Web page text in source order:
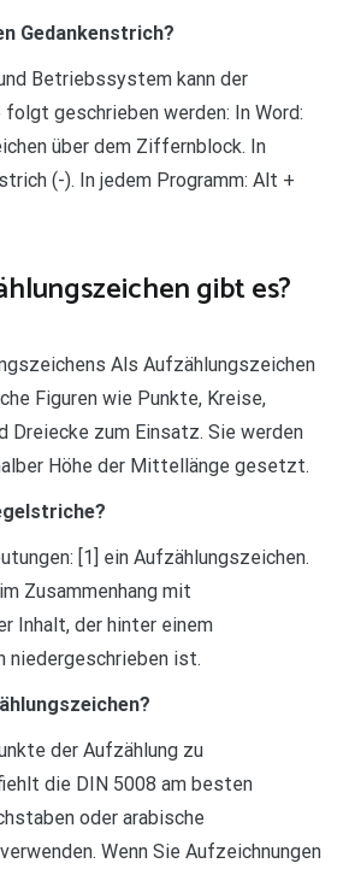
Gedankenstrich?
Betriebssystem kann der
geschrieben werden: In Word:
über dem Ziffernblock. In
(-). In jedem Programm: Alt +
gibt es?
Als Aufzählungszeichen
Figuren wie Punkte, Kreise,
Dreiecke zum Einsatz. Sie werden
Höhe der Mittellänge gesetzt.
[1] ein Aufzählungszeichen.
Zusammenhang mit
Inhalt, der hinter einem
niedergeschrieben ist.
der Aufzählung zu
die DIN 5008 am besten
oder arabische
Wenn Sie Aufzeichnungen